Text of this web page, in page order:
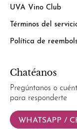
UVA Vino Club
Términos del
Política de
Chatéanos
Pregúntanos o
para responderte
WHATSAPP /